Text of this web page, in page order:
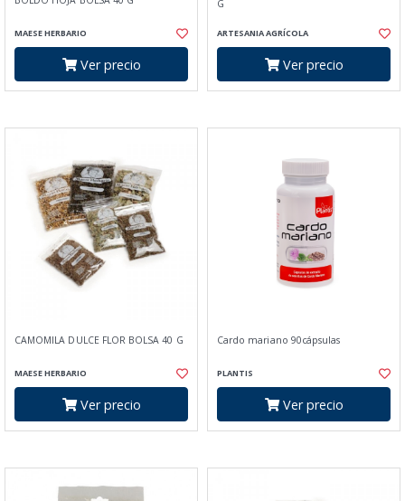
MAESE HERBARIO
Ver precio
G
ARTESANIA AGRÍCOLA
Ver precio
CAMOMILA DULCE FLOR BOLSA 40 G
MAESE HERBARIO
Ver precio
Cardo mariano 90cápsulas
PLANTIS
Ver precio